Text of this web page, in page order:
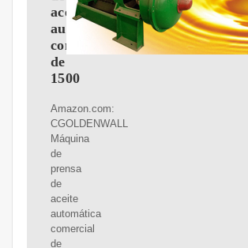
aceite
automática
comercial
de
1500
Amazon.com:
CGOLDENWALL
Máquina
de
prensa
de
aceite
automática
comercial
de